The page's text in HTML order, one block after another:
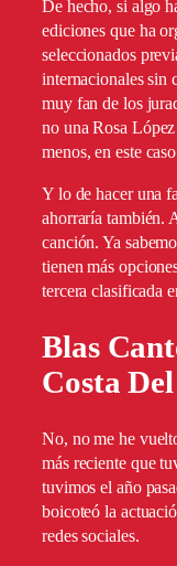
De hecho, si algo
ediciones que ha
seleccionados
internacionales sin
muy fan de los
no una Rosa
menos, en este
Y lo de hacer una
ahorraría también.
canción. Ya
tienen más
tercera clasificada
Blas
Costa
No, no me he
más reciente que
tuvimos el año
boicoteó la
redes sociales.